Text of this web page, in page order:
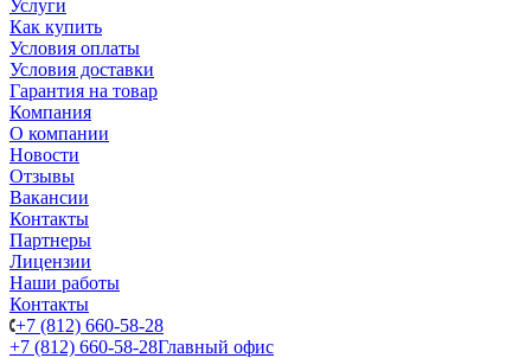
Услуги
Как купить
Условия оплаты
Условия доставки
Гарантия на товар
Компания
О компании
Новости
Отзывы
Вакансии
Контакты
Партнеры
Лицензии
Наши работы
Контакты
+7 (812) 660-58-28
+7 (812) 660-58-28Главный офис